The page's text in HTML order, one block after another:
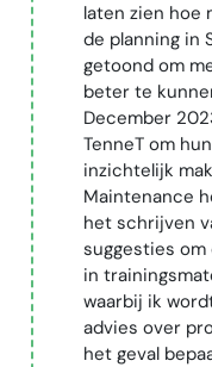
laten zien hoe
de planning in
getoond om
beter te
December
TenneT om
inzichtelijk
Maintenance
het schrijven
suggesties om
in
waarbij ik
advies over
het geval